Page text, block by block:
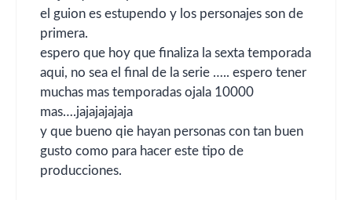
el guion es estupendo y los personajes son de
primera.
espero que hoy que finaliza la sexta temporada
aqui, no sea el final de la serie ….. espero tener
muchas mas temporadas ojala 10000
mas….jajajajajaja
y que bueno qie hayan personas con tan buen
gusto como para hacer este tipo de
producciones.